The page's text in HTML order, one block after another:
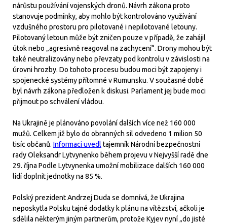
nárůstu používání vojenských dronů. Návrh zákona proto
stanovuje podmínky, aby mohlo být kontrolováno využívání
vzdušného prostoru pro pilotované i nepilotované letouny.
Pilotovaný letoun může být zničen pouze v případě, že zahájil
útok nebo „agresivně reagoval na zachycení“. Drony mohou být
také neutralizovány nebo převzaty pod kontrolu v závislosti na
úrovni hrozby. Do tohoto procesu budou moci být zapojeny i
spojenecké systémy přítomné v Rumunsku. V současné době
byl návrh zákona předložen k diskusi. Parlament jej bude moci
přijmout po schválení vládou.
Na Ukrajině je plánováno povolání dalších více než 160 000
mužů. Celkem již bylo do obranných sil odvedeno 1 milion 50
tisíc občanů. Informaci uvedl tajemník Národní bezpečnostní
rady Oleksandr Lytvynenko během projevu v Nejvyšší radě dne
29. října Podle Lytvynenka umožní mobilizace dalších 160 000
lidí doplnit jednotky na 85 %.
Polský prezident Andrzej Duda se domnívá, že Ukrajina
neposkytla Polsku tajné dodatky k plánu na vítězství, ačkoli je
sdělila některým jiným partnerům, protože Kyjev nyní „do jisté